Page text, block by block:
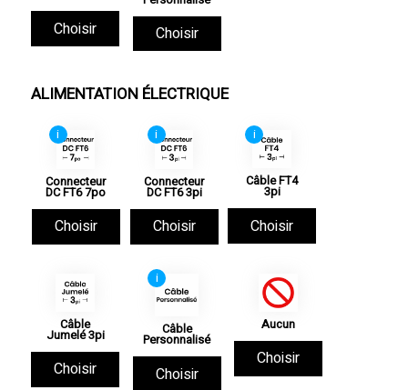
Choisir Choisir
ALIMENTATION ÉLECTRIQUE
i
Connecteur
DC FT6 7po
Choisir
i
Connecteur
DC FT6 3pi
Choisir
i
Câble FT4
3pi
Choisir
Câble
Jumelé 3pi
Choisir
i
Câble
Personnalisé
Choisir
Aucun
Choisir